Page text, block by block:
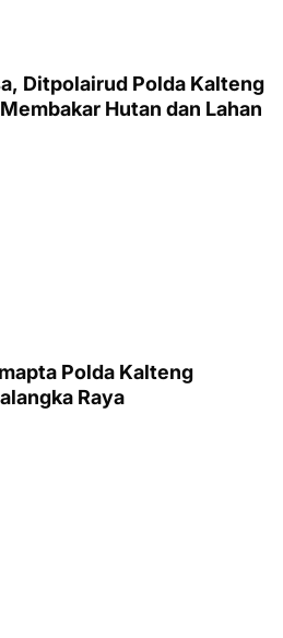
Ditpolairud Polda Kalteng
Hutan dan Lahan
Polda Kalteng
Raya